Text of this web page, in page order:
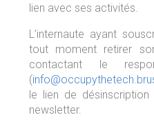
lien avec ses activités.
L’internaute ayant
tout moment retirer
contactant le
(
le lien de
newsletter.